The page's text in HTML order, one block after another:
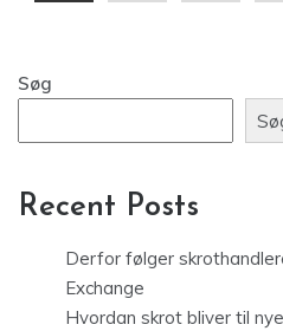
Søg
Recent Posts
Derfor følger
Exchange
Hvordan skrot bliver til